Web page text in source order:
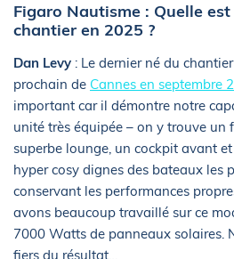
Figaro Nautisme : Quelle
chantier en 2025 ?
Dan Levy : Le dernier né du
prochain de Cannes en septembre
important car il démontre notre
unité très équipée – on y trouve un
superbe lounge, un cockpit avant
hyper cosy dignes des bateaux les
conservant les performances
avons beaucoup travaillé sur ce
7000 Watts de panneaux solaires.
fiers du résultat…